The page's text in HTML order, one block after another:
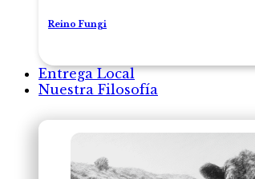
Reino Fungi
Entrega Local
Nuestra Filosofía